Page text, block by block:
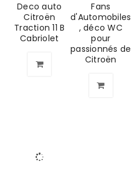
Deco auto
Citroën
Traction 11 B
Cabriolet
Fans
d'Automobiles
, déco WC
pour
passionnés de
Citroën